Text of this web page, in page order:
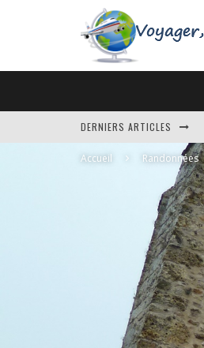
DERNIERS ARTICLES
Accueil Randonnées